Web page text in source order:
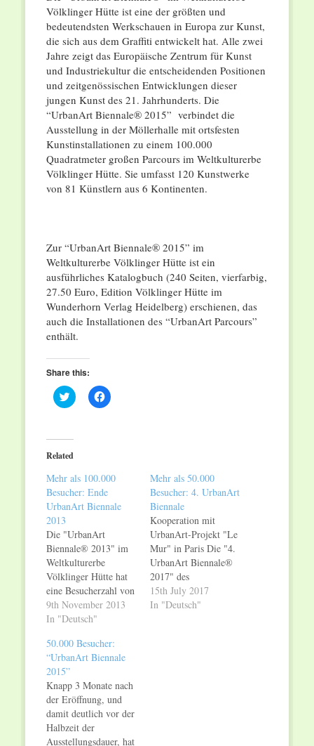
Völklinger Hütte ist eine der größten und
bedeutendsten Werkschauen in Europa zur Kunst,
die sich aus dem Graffiti entwickelt hat. Alle zwei
Jahre zeigt das Europäische Zentrum für Kunst
und Industriekultur die entscheidenden Positionen
und zeitgenössischen Entwicklungen dieser
jungen Kunst des 21. Jahrhunderts. Die
“UrbanArt Biennale® 2015” verbindet die
Ausstellung in der Möllerhalle mit ortsfesten
Kunstinstallationen zu einem 100.000
Quadratmeter großen Parcours im Weltkulturerbe
Völklinger Hütte. Sie umfasst 120 Kunstwerke
von 81 Künstlern aus 6 Kontinenten.
Zur “UrbanArt Biennale® 2015” im
Weltkulturerbe Völklinger Hütte ist ein
ausführliches Katalogbuch (240 Seiten, vierfarbig,
27.50 Euro, Edition Völklinger Hütte im
Wunderhorn Verlag Heidelberg) erschienen, das
auch die Installationen des “UrbanArt Parcours”
enthält.
Share this:
Click
to
(Opens
in
new
Click
to
Related
Mehr als 100.000
Besucher: Ende
UrbanArt Biennale
2013
Die "UrbanArt
Biennale® 2013" im
Weltkulturerbe
Völklinger Hütte hat
eine Besucherzahl von
mehr als 100.000
erreicht. Die
Kunst, die sich aus
dem Graffiti
entwickelt hat, endete
am Sonntag, den 3.
November 2013, mit
der Besucherzahl von
104.732. Damit hat
9th November 2013
In "Deutsch"
Mehr als 50.000
Besucher: 4. UrbanArt
Biennale
Kooperation mit
UrbanArt-Projekt "Le
Mur" in Paris Die "4.
UrbanArt Biennale®
2017" des
Weltkulturerbes
Völklinger Hütte
15th July 2017
In "Deutsch"
50.000 Besucher:
“UrbanArt Biennale
2015”
Knapp 3 Monate nach
der Eröffnung, und
damit deutlich vor der
Halbzeit der
Ausstellungsdauer, hat